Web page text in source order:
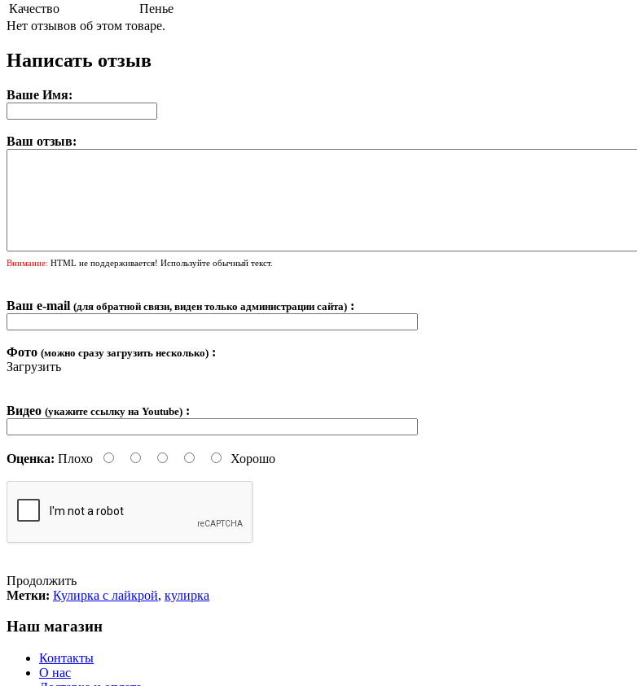
Качество
Пенье
Нет отзывов об этом товаре.
Написать отзыв
Ваше Имя:
Ваш отзыв:
Внимание: HTML не поддерживается! Используйте обычный текст.
Ваш e-mail (для обратной связи, виден только администрации сайта) :
Фото (можно сразу загрузить несколько) :
Загрузить
Видео (укажите ссылку на Youtube) :
Оценка: Плохо Хорошо
Продолжить
Метки: Кулирка с лайкрой, кулирка
Наш магазин
Контакты
О нас